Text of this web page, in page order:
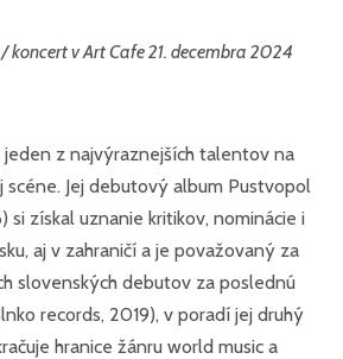
jeden z najvýraznejších talentov na
scéne. Jej debutový album Pustvopol
si získal uznanie kritikov, nominácie i
aj v zahraničí a je považovaný za
slovenských debutov za poslednú
records, 2019), v poradí jej druhý
hranice žánru world music a